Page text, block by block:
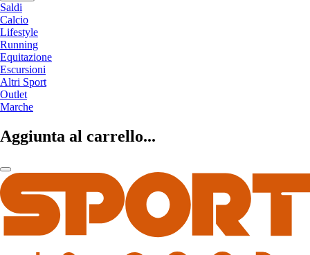
Saldi
Calcio
Lifestyle
Running
Equitazione
Escursioni
Altri Sport
Outlet
Marche
Aggiunta al carrello...